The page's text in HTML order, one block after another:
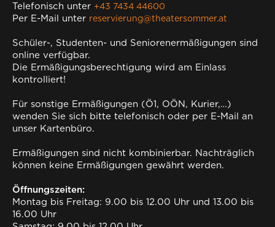
Telefonisch unter +43 7434 44600
Per E-Mail unter reservierung@theatersommer.at
Schüler-, Studenten- und Seniorenermäßigungen sind
online verfügbar.
Die Ermäßigungsberechtigung wird am Einlass
kontrolliert!
Für sonstige Ermäßigungen (Ö1, OÖN, Kurier,…)
wenden Sie sich bitte telefonisch oder per E-Mail an
unser Kartenbüro.
Ermäßigungen sind nicht kombinierbar. Nachträglich
können keine Ermäßigungen gewährt werden.
Öffnungszeiten:
Montag bis Freitag: 9.00 bis 12.00 Uhr und 13.00 bis
16.00 Uhr